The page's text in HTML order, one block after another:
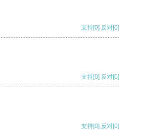
支持[0] 反对[0]
支持[0] 反对[0]
支持[0] 反对[0]